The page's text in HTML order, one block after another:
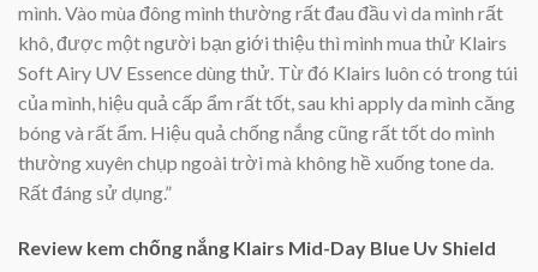
mình. Vào mùa đông mình thường rất đau đầu vì da mình rất
khô, được một người bạn giới thiệu thì mình mua thử Klairs
Soft Airy UV Essence dùng thử. Từ đó Klairs luôn có trong túi
của mình, hiệu quả cấp ẩm rất tốt, sau khi apply da mình căng
bóng và rất ẩm. Hiệu quả chống nắng cũng rất tốt do mình
thường xuyên chụp ngoài trời mà không hề xuống tone da.
Rất đáng sử dụng.”
Review kem chống nắng Klairs Mid-Day Blue Uv Shield